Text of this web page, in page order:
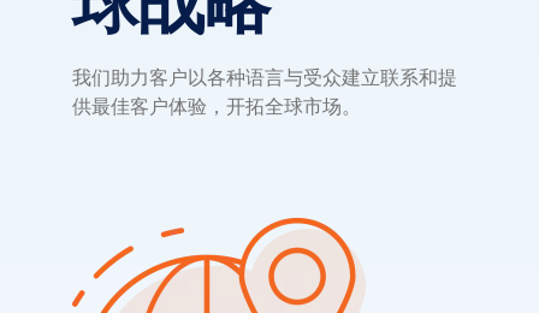
我们助力客户以各种语言与受众建立联系和提
供最佳客户体验，开拓全球市场。